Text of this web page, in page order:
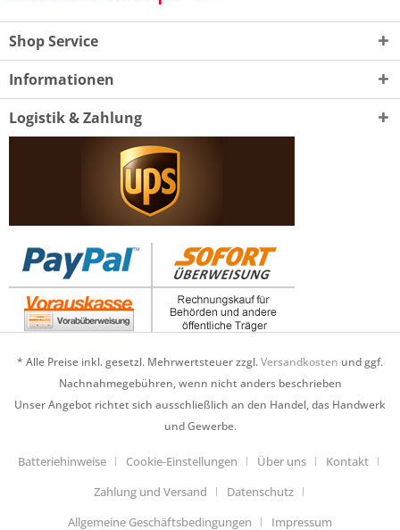
Shop Service
Informationen
Logistik & Zahlung
* Alle Preise inkl. gesetzl. Mehrwertsteuer zzgl.Versandkosten und ggf.
Nachnahmegebühren, wenn nicht anders beschrieben
Unser Angebot richtet sich ausschließlich an den Handel, das Handwerk
und Gewerbe.
Batteriehinweise Cookie-Einstellungen Über uns
Kontakt
Zahlung und Versand
Datenschutz
Allgemeine Geschäftsbedingungen
Impressum